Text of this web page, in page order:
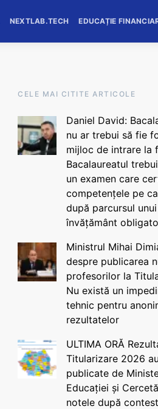
NEXTLAB.TECH EDUCAȚIE
CELE MAI CITITE ARTICOLE
Daniel David:
nu ar trebui să fie
mijloc de intrare la
Bacalaureatul
un examen care
competențele pe
după parcursul unui
învățământ
Ministrul Mihai
despre publicarea
profesorilor la
Nu există un
tehnic pentru
rezultatelor
ULTIMA ORĂ
Titularizare 2026
publicate de
Educației și
notele după